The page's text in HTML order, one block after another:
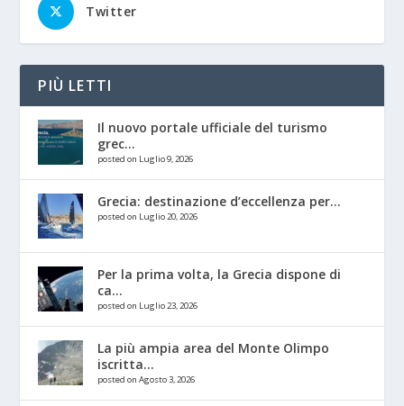
Twitter
PIÙ LETTI
Il nuovo portale ufficiale del turismo
grec...
posted on Luglio 9, 2026
Grecia: destinazione d’eccellenza per...
posted on Luglio 20, 2026
Per la prima volta, la Grecia dispone di
ca...
posted on Luglio 23, 2026
La più ampia area del Monte Olimpo
iscritta...
posted on Agosto 3, 2026